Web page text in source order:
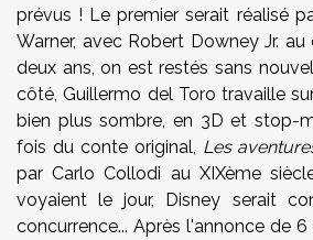
prévus ! Le premier serait réalisé
Warner, avec Robert Downey Jr.
deux ans, on est restés sans
côté, Guillermo del Toro travaille
bien plus sombre, en 3D et stop-
fois du conte original, Les
par Carlo Collodi au XIXème
voyaient le jour, Disney serait
concurrence... Après l'annonce de